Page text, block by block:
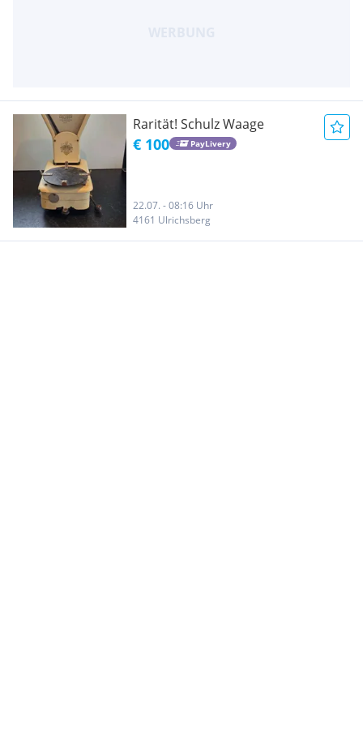
Rarität! Schulz Waage
€ 100 PayLivery
22.07. - 08:16 Uhr
4161 Ulrichsberg